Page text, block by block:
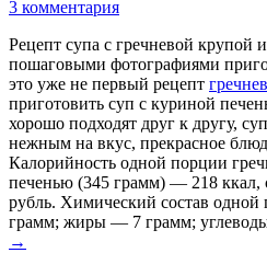
3 комментария
Рецепт супа с гречневой крупой
пошаговыми фотографиями
это уже не первый рецепт
приготовить суп с куриной
хорошо подходят друг к другу,
нежным на вкус, прекрасное
Калорийность одной порции
печенью (345 грамм) — 218 ккал,
рубль. Химический состав
грамм; жиры — 7 грамм;
→